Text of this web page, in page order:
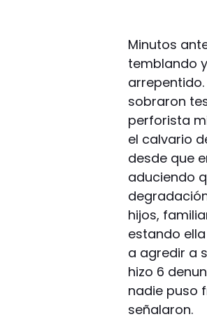
Minutos
temblando
sobraron
perforista
el calvario
desde que
aduciendo
hijos,
estando
a agredir a
hizo 6
nadie puso
señalaron.